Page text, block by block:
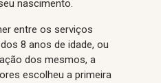
nascimento.
entre os serviços
8 anos de idade, ou
dos mesmos, a
escolheu a primeira